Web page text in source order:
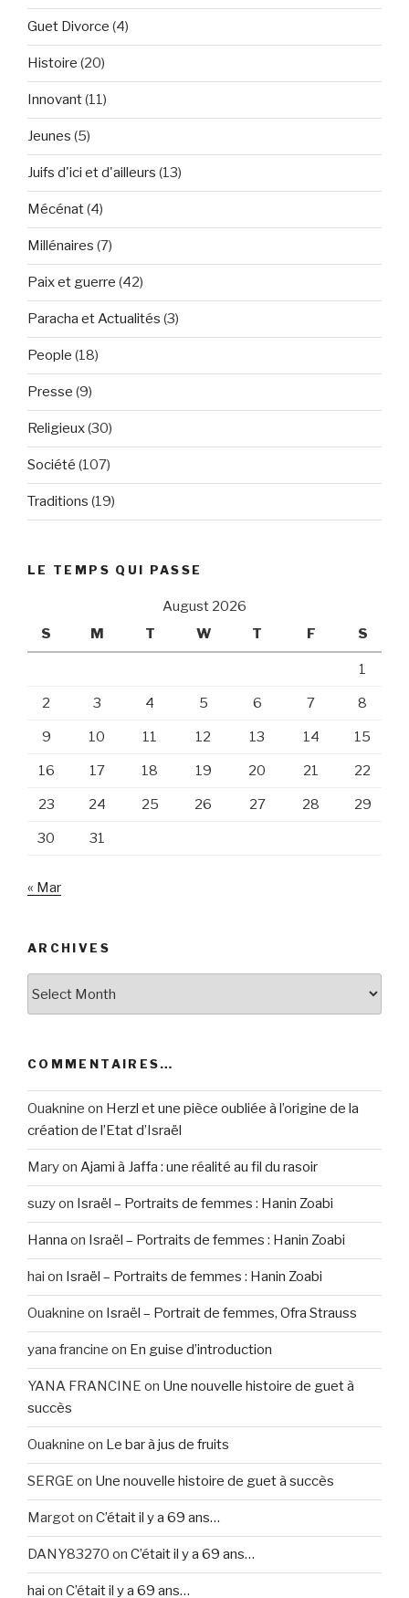
Guet Divorce (4)
Histoire (20)
Innovant(11)
Jeunes (5)
Juifs d'ici et d'ailleurs (13)
Mécénat(4)
Millénaires (7)
Paix et guerre (42)
Paracha et Actualités (3)
People (18)
Presse (9)
Religieux(30)
Société (107)
Traditions (19)
LE TEMPS QUI PASSE
August 2026
S
M T W T F S
1
2 3 4 5 6 7 8
9 10 11 12 13 14 15
16 17 18 19 20 21 22
23 24 25 26 27 28 29
30 31
« Mar
ARCHIVES
COMMENTAIRES…
Ouaknine on Herzl et une pièce oubliée à l’origine de la
création de l’Etat d’Israël
Maryon Ajami à Jaffa : une réalité au fil du rasoir
suzyon Israël – Portraits de femmes : Hanin Zoabi
Hanna on Israël – Portraits de femmes : Hanin Zoabi
hai on Israël – Portraits de femmes : Hanin Zoabi
Ouaknine on Israël – Portrait de femmes, Ofra Strauss
yana francine on En guise d’introduction
YANA FRANCINE on Une nouvelle histoire de guet à
succès
Ouaknine on Le bar à jus de fruits
SERGE on Une nouvelle histoire de guet à succès
Margoton C’était il y a 69 ans…
DANY83270 on C’était il y a 69 ans…
hai on C’était il y a 69 ans…